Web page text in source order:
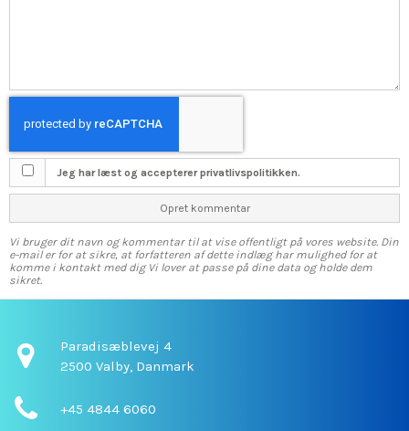
Jeg har læst og accepterer privatlivspolitikken.
Opret kommentar
Vi bruger dit navn og kommentar til at vise offentligt på vores website. Din
e-mail er for at sikre, at forfatteren af dette indlæg har mulighed for at
komme i kontakt med dig Vi lover at passe på dine data og holde dem
sikret.
Paradisæblevej 4
2500 Valby, Danmark
+45 4844 6060